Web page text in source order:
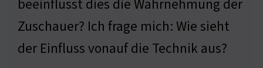
beeinflusst dies die Wahrnehmung der
Zuschauer? Ich frage mich: Wie sieht
der Einfluss vonauf die Technik aus?